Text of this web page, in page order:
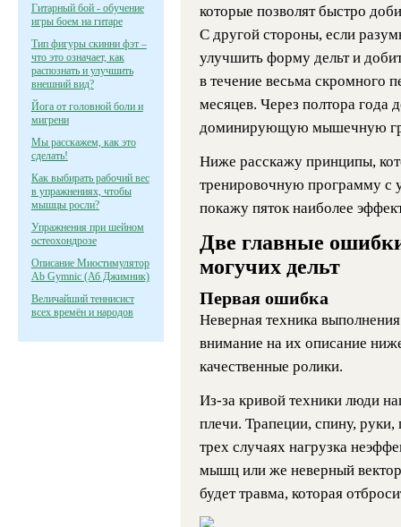
Гитарный бой - обучение
игры боем на гитаре
Тип фигуры скинни фэт –
что это означает, как
распознать и улучшить
внешний вид?
Йога от головной боли и
мигрени
Мы расскажем, как это
сделать!
Как выбирать рабочий вес
в упражнениях, чтобы
мышцы росли?
Упражнения при шейном
остеохондрозе
Описание Миостимулятор
Ab Gymnic (Аб Джимник)
Величайший теннисист
всех времён и народов
которые позволят быстро
С другой стороны, если
улучшить форму дельт и
в течение весьма скромного
месяцев. Через полтора года
доминирующую мышечную
Ниже расскажу принципы,
тренировочную программу с
покажу пяток наиболее
Две главные
могучих дельт
Первая ошибка
Неверная техника
внимание на их описание
качественные ролики.
Из-за кривой техники люди
плечи. Трапеции, спину,
трех случаях нагрузка
мышц или же неверный
будет травма, которая